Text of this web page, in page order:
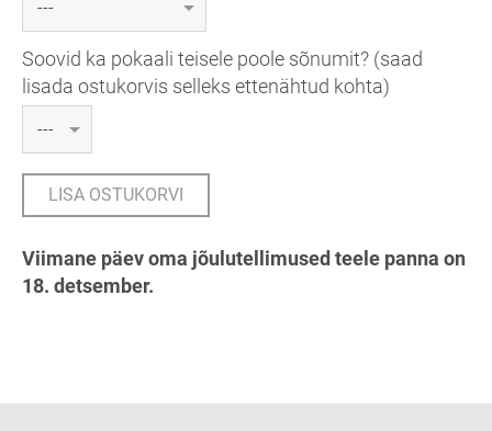
Soovid ka pokaali teisele poole sõnumit? (saad
lisada ostukorvis selleks ettenähtud kohta)
LISA OSTUKORVI
Viimane päev oma jõulutellimused teele panna on
18. detsember.